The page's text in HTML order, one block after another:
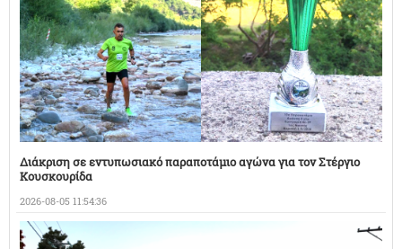
Διάκριση σε εντυπωσιακό παραποτάμιο αγώνα για τον Στέργιο
Κουσκουρίδα
2026-08-05 11:54:36